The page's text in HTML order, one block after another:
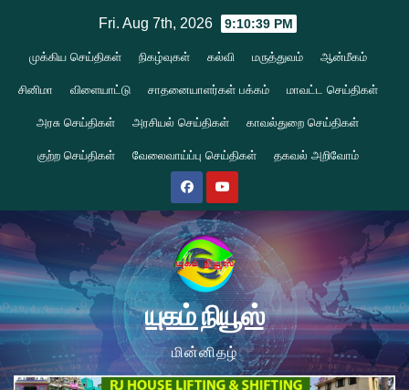
content
Fri. Aug 7th, 2026 9:10:40 PM
முக்கிய செய்திகள் நிகழ்வுகள் கல்வி மருத்துவம் ஆன்மீகம்
சினிமா விளையாட்டு சாதனையாளர்கள் பக்கம் மாவட்ட செய்திகள்
அரசு செய்திகள் அரசியல் செய்திகள் காவல்துறை செய்திகள்
குற்ற செய்திகள் வேலைவாய்ப்பு செய்திகள் தகவல் அறிவோம்
யுகம் நியூஸ்
மின்னிதழ்